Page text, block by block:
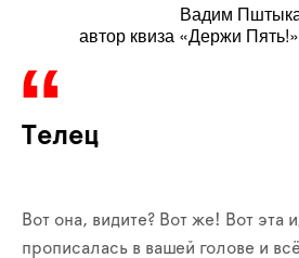
Вадим
автор квиза «Держи
Телец
Вот она, видите? Вот же! Вот эта
прописалась в вашей голове и